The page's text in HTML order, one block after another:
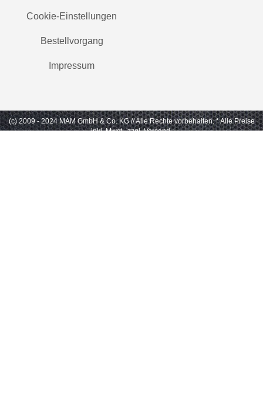
Cookie-Einstellungen
Bestellvorgang
Impressum
(c) 2009 - 2024 MAM GmbH & Co. KG // Alle Rechte vorbehalten. * Alle Preise
inkl. Mwst., zzgl. Versand.